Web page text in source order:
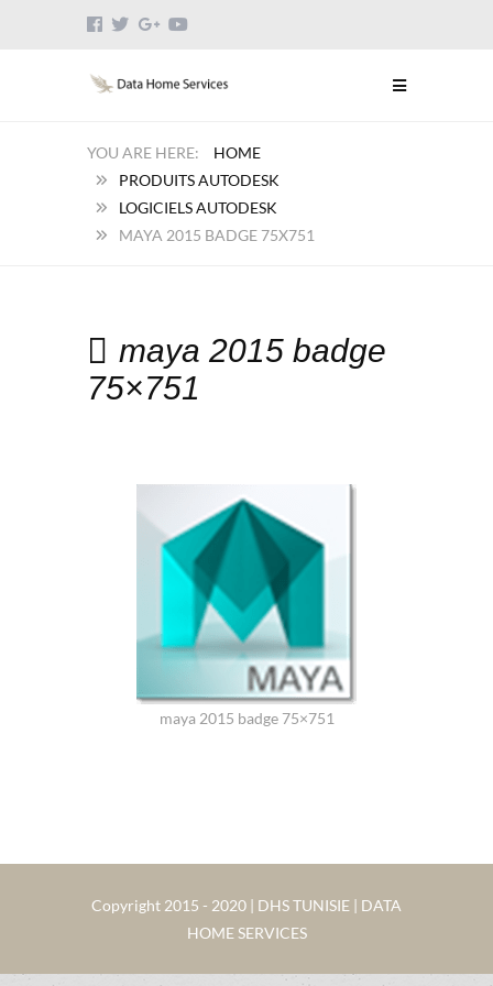
HOME
PRODUITS AUTODESK
LOGICIELS AUTODESK
MAYA 2015 BADGE 75X751
maya 2015 badge
75×751
maya 2015 badge 75×751
Copyright 2015 - 2020 | DHS TUNISIE | DATA
HOME SERVICES